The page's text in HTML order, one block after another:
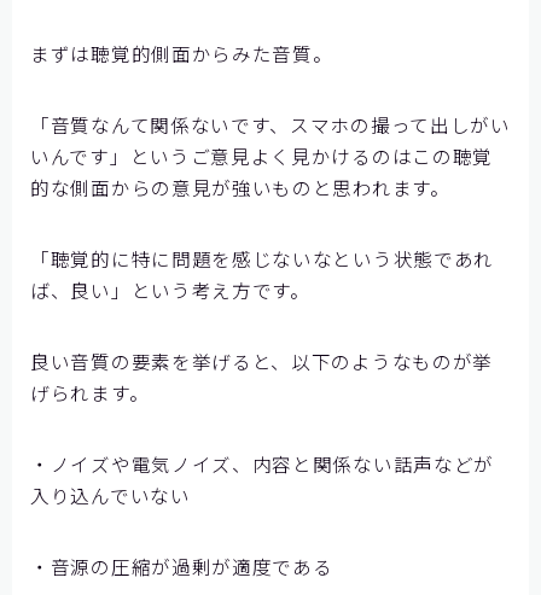
まずは聴覚的側面からみた音質。
「音質なんて関係ないです、スマホの撮って出しがい
いんです」というご意見よく見かけるのはこの聴覚
的な側面からの意見が強いものと思われます。
「聴覚的に特に問題を感じないなという状態であれ
ば、良い」という考え方です。
良い音質の要素を挙げると、以下のようなものが挙
げられます。
・ノイズや電気ノイズ、内容と関係ない話声などが
入り込んでいない
・音源の圧縮が過剰が適度である